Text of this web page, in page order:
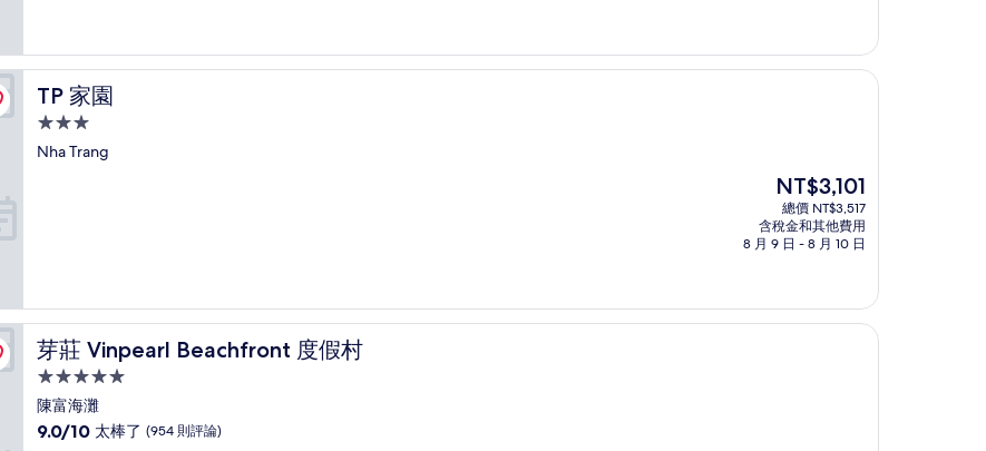
TP 家園
TP 家園
3.0
星
Nha Trang
現
在
價
格
NT$3,101
總價 NT$3,517
含稅金和其他費用
8 月 9 日 - 8 月 10 日
芽莊 Vinpearl Beachfront 度假村
芽莊 Vinpearl Beachfront 度假村
5.0
星
級
陳富海灘
9.0
9.0/10 太棒了 (954 則評論)